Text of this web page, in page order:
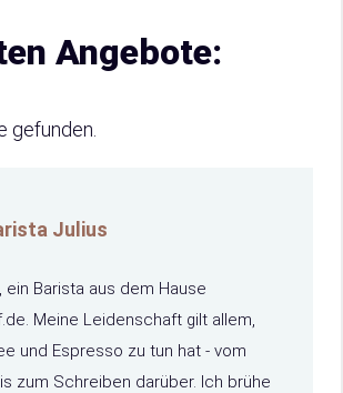
Angebote:
gefunden.
Julius
ein Barista aus dem Hause
Meine Leidenschaft gilt allem,
und Espresso zu tun hat - vom
zum Schreiben darüber. Ich brühe